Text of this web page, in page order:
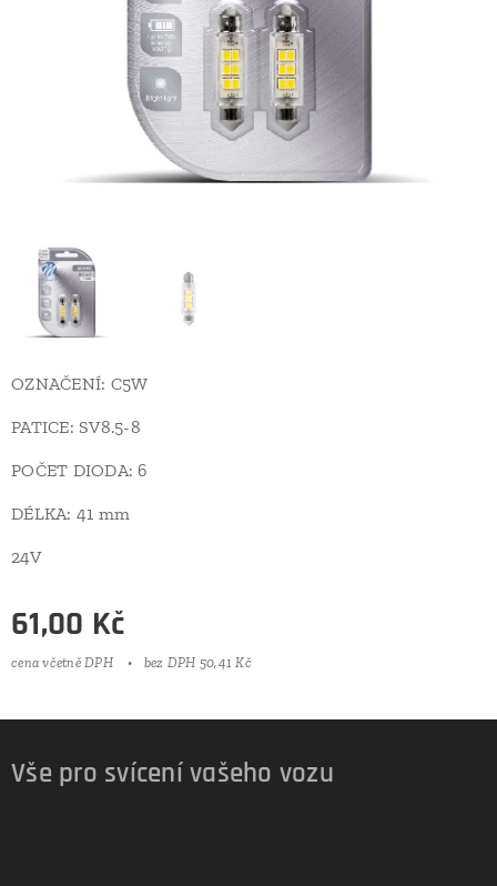
OZNAČENÍ: C5W
PATICE: SV8.5-8
POČET DIODA: 6
DÉLKA: 41 mm
24V
61,00 Kč
cena včetně DPH bez DPH 50,41 Kč
Vše pro svícení vašeho vozu